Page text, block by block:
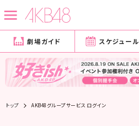
劇場ガイド スケジュール
トップ AKB48グループサービス ログイン